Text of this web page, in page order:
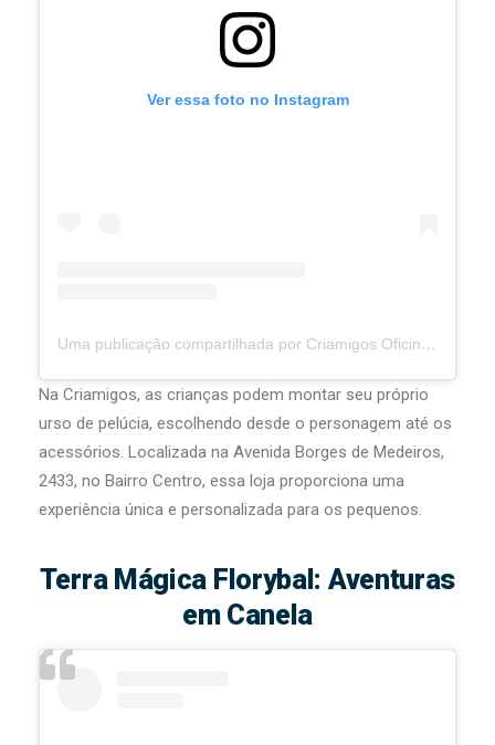
Ver essa foto no Instagram
Uma publicação compartilhada por Criamigos Oficina de Ursos (@criamigos)
Na Criamigos, as crianças podem montar seu próprio
urso de pelúcia, escolhendo desde o personagem até os
acessórios. Localizada na Avenida Borges de Medeiros,
2433, no Bairro Centro, essa loja proporciona uma
experiência única e personalizada para os pequenos.
Terra Mágica Florybal: Aventuras
em Canela